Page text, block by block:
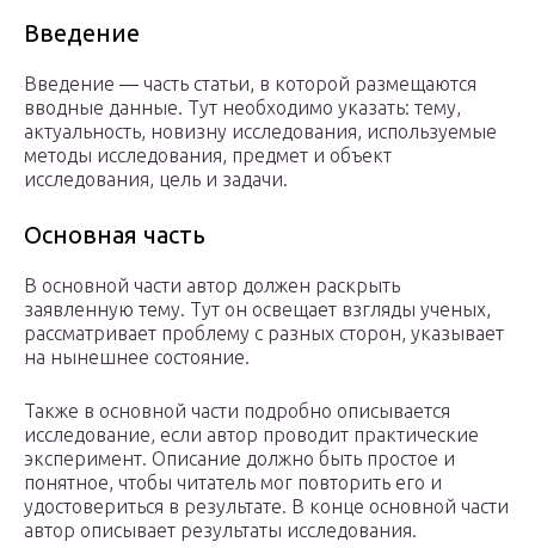
Введение
Введение — часть статьи, в которой размещаются
вводные данные. Тут необходимо указать: тему,
актуальность, новизну исследования, используемые
методы исследования, предмет и объект
исследования, цель и задачи.
Основная часть
В основной части автор должен раскрыть
заявленную тему. Тут он освещает взгляды ученых,
рассматривает проблему с разных сторон, указывает
на нынешнее состояние.
Также в основной части подробно описывается
исследование, если автор проводит практические
эксперимент. Описание должно быть простое и
понятное, чтобы читатель мог повторить его и
удостовериться в результате. В конце основной части
автор описывает результаты исследования.